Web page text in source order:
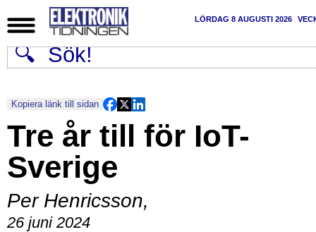
LÖRDAG 8 AUGUSTI 2026
Kopiera länk till sidan
Tre år till för IoT-
Sverige
Per Henricsson,
26 juni 2024